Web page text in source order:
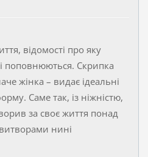
відомості про яку
поповнюються. Скрипка
жінка – видає ідеальні
Саме так, із ніжністю,
за своє життя понад
нині